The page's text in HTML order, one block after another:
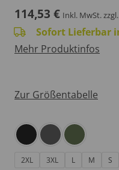
114,53 € Inkl. MwSt.
Sofort Lieferbar
Mehr Produktinfos
Zur Größentabelle
2XL 3XL L M S